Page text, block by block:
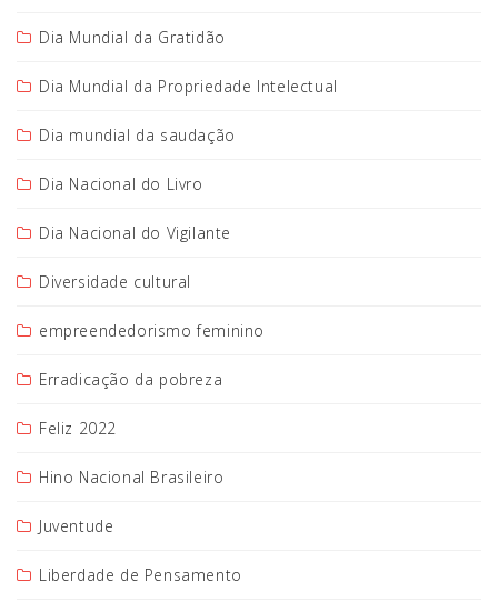
Dia Mundial da Gratidão
Dia Mundial da Propriedade Intelectual
Dia mundial da saudação
Dia Nacional do Livro
Dia Nacional do Vigilante
Diversidade cultural
empreendedorismo feminino
Erradicação da pobreza
Feliz 2022
Hino Nacional Brasileiro
Juventude
Liberdade de Pensamento